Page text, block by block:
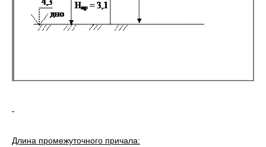
Длина промежуточного причала: